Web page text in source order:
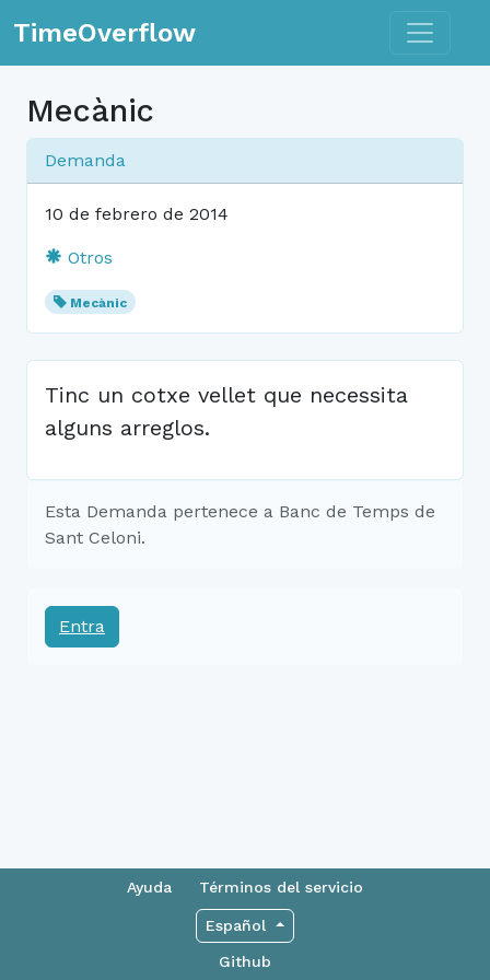
TimeOverflow Toggle
Mecànic
Demanda
10 de febrero de 2014
Otros
Mecànic
Tinc un cotxe vellet que necessita
alguns arreglos.
Esta Demanda pertenece a Banc de Temps de
Sant Celoni.
Entra
Ayuda Términos del servicio
Español
Github